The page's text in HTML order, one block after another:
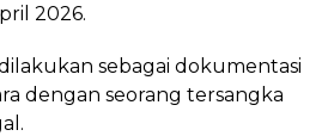
2026.
sebagai dokumentasi
dengan seorang tersangka